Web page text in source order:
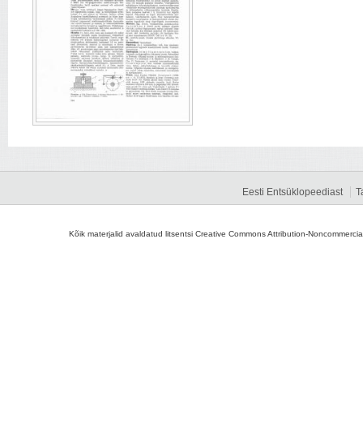
Eesti Entsüklopeediast
Kõik materjalid avaldatud litsentsi Creative Commons Attribution-